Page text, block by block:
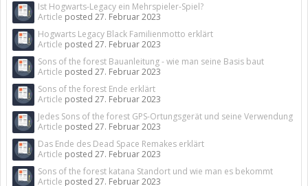
Ist Hogwarts-Legacy ein Mehrspieler-Spiel?
Article posted 27. Februar 2023
Hogwarts Legacy Black Familienmotto erklärt
Article posted 27. Februar 2023
Sons of the forest Bauanleitung - wie man seine Basis baut
Article posted 27. Februar 2023
Sons of the forest Ende erklärt
Article posted 27. Februar 2023
Jedes Sons of the forest GPS-Ortungsgerät und seine Verwendung
Article posted 27. Februar 2023
Das Ende des Dead Space Remakes erklärt
Article posted 27. Februar 2023
Sons of the forest katana Standort und wie man es bekommt
Article posted 27. Februar 2023